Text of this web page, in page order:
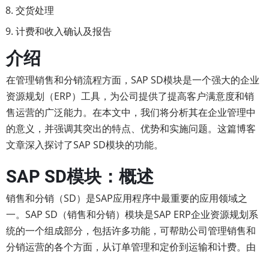
交货处理
计费和收入确认及报告
介绍
在管理销售和分销流程方面，SAP SD模块是一个强大的企业
资源规划（ERP）工具，为公司提供了提高客户满意度和销
售运营的广泛能力。在本文中，我们将分析其在企业管理中
的意义，并强调其突出的特点、优势和实施问题。这篇博客
文章深入探讨了SAP SD模块的功能。
SAP SD模块：概述
销售和分销（SD）是SAP应用程序中最重要的应用领域之
一。SAP SD（销售和分销）模块是SAP ERP企业资源规划系
统的一个组成部分，包括许多功能，可帮助公司管理销售和
分销运营的各个方面，从订单管理和定价到运输和计费。由